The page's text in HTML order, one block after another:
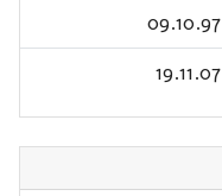
09.10.97
19.11.07